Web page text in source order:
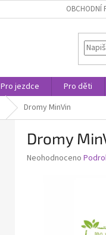
OBCHODNÍ
Pro jezdce Pro děti
Dromy MinVin
Dromy
Průměrné
Neohodnoceno